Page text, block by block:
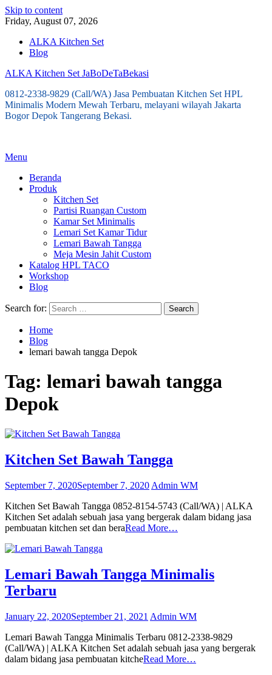
Skip to content
Friday, August 07, 2026
ALKA Kitchen Set
Blog
ALKA Kitchen Set JaBoDeTaBekasi
0812-2338-9829 (Call/WA) Jasa Pembuatan Kitchen Set HPL
Minimalis Modern Mewah Terbaru, melayani wilayah Jakarta
Bogor Depok Tangerang Bekasi.
Menu
Beranda
Produk
Kitchen Set
Partisi Ruangan Custom
Kamar Set Minimalis
Lemari Set Kamar Tidur
Lemari Bawah Tangga
Meja Mesin Jahit Custom
Katalog HPL TACO
Workshop
Blog
Search for:
Home
Blog
lemari bawah tangga Depok
Tag: lemari bawah tangga
Depok
Kitchen Set Bawah Tangga
September 7, 2020September 7, 2020 Admin WM
Kitchen Set Bawah Tangga 0852-8154-5743 (Call/WA) | ALKA
Kitchen Set adalah sebuah jasa yang bergerak dalam bidang jasa
pembuatan kitchen set dan beraRead More…
Lemari Bawah Tangga Minimalis
Terbaru
January 22, 2020September 21, 2021 Admin WM
Lemari Bawah Tangga Minimalis Terbaru 0812-2338-9829
(Call/WA) | ALKA Kitchen Set adalah sebuah jasa yang bergerak
dalam bidang jasa pembuatan kitcheRead More…